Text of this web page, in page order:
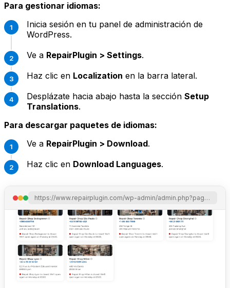
Para gestionar idiomas:
Inicia sesión en tu panel de administración de
WordPress.
Ve a RepairPlugin > Settings.
Haz clic en Localization en la barra lateral.
Desplázate hacia abajo hasta la sección Setup
Translations.
Para descargar paquetes de idiomas:
Ve a RepairPlugin > Download.
Haz clic en Download Languages.
https://www.repairplugin.com/wp-admin/admin.php?page=wp_repair_settings&section=localization